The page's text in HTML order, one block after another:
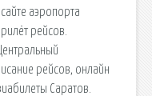
аэропорта
рейсов.
рейсов, онлайн
Саратов.